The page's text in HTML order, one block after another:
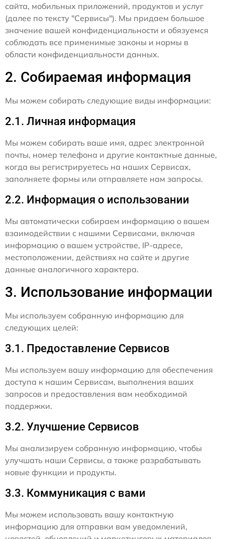
сайта, мобильных приложений, продуктов и услуг
(далее по тексту "Сервисы"). Мы придаем большое
значение вашей конфиденциальности и обязуемся
соблюдать все применимые законы и нормы в
области конфиденциальности данных.
2. Собираемая информация
Мы можем собирать следующие виды информации:
2.1. Личная информация
Мы можем собирать ваше имя, адрес электронной
почты, номер телефона и другие контактные данные,
когда вы регистрируетесь на наших Сервисах,
заполняете формы или отправляете нам запросы.
2.2. Информация о использовании
Мы автоматически собираем информацию о вашем
взаимодействии с нашими Сервисами, включая
информацию о вашем устройстве, IP-адресе,
местоположении, действиях на сайте и другие
данные аналогичного характера.
3. Использование информации
Мы используем собранную информацию для
следующих целей:
3.1. Предоставление Сервисов
Мы используем вашу информацию для обеспечения
доступа к нашим Сервисам, выполнения ваших
запросов и предоставления вам необходимой
поддержки.
3.2. Улучшение Сервисов
Мы анализируем собранную информацию, чтобы
улучшать наши Сервисы, а также разрабатывать
новые функции и продукты.
3.3. Коммуникация с вами
Мы можем использовать вашу контактную
информацию для отправки вам уведомлений,